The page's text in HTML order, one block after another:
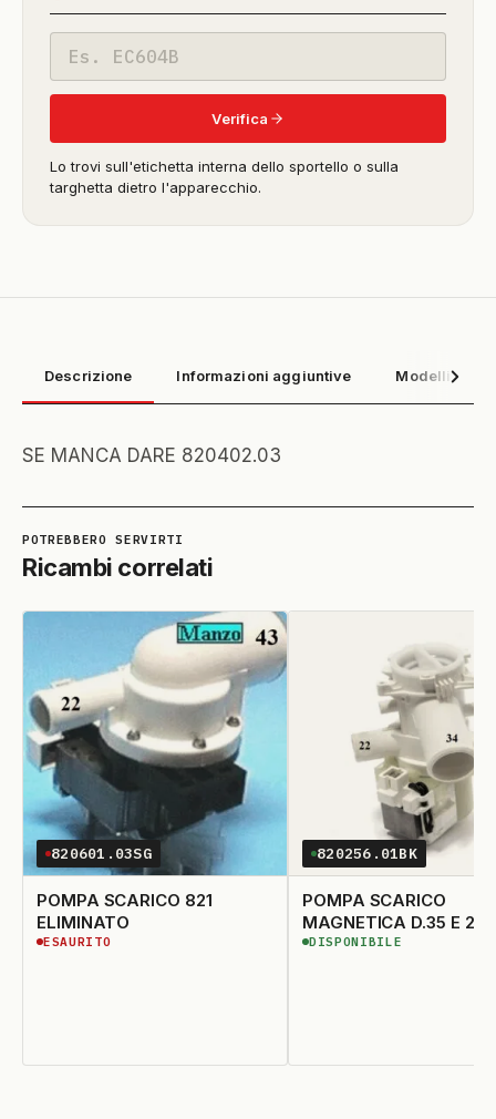
beta)
modello
Verifica
Lo trovi sull'etichetta interna dello sportello o sulla
targhetta dietro l'apparecchio.
Descrizione Informazioni aggiuntive Modelli
SE MANCA DARE 820402.03
Ricambi correlati
820601.03SG
POMPA SCARICO 821
ELIMINATO
ESAURITO
ESAURITO
820256.01BK
POMPA SCARICO
MAGNETICA D.35 E 22 -
TUBO DA 35
DISPONIBILE
DISPONIBILE